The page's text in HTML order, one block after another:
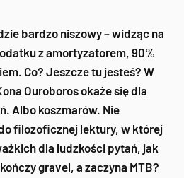
bardzo niszowy – widząc na
z amortyzatorem, 90%
Co? Jeszcze tu jesteś? W
Ouroboros okaże się dla
Albo koszmarów. Nie
filozoficznej lektury, w której
dla ludzkości pytań, jak
gravel, a zaczyna MTB?